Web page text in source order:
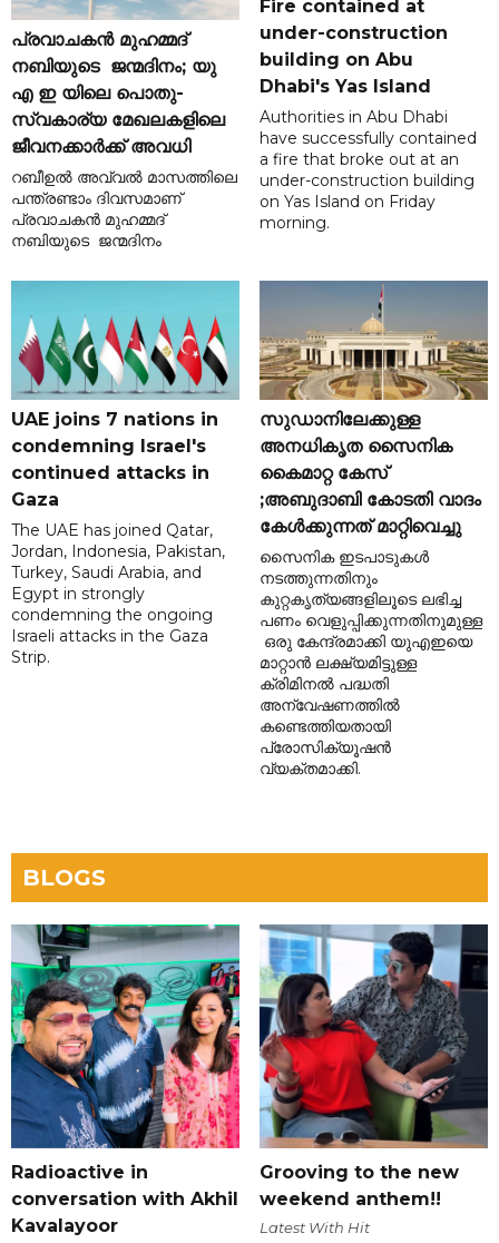
പ്രവാചകൻ മുഹമ്മദ്
നബിയുടെ ജന്മദിനം; യു
എ ഇ യിലെ പൊതു-
സ്വകാര്യ മേഖലകളിലെ
ജീവനക്കാർക്ക് അവധി
റബീഉൽ അവ്വൽ മാസത്തിലെ
പന്ത്രണ്ടാം ദിവസമാണ്
പ്രവാചകൻ മുഹമ്മദ്
നബിയുടെ ജന്മദിനം
Fire contained at
under-construction
building on Abu
Dhabi's Yas Island
Authorities in Abu Dhabi
have successfully contained
a fire that broke out at an
under-construction building
on Yas Island on Friday
morning.
UAE joins 7 nations in
condemning Israel's
continued attacks in
Gaza
The UAE has joined Qatar,
Jordan, Indonesia, Pakistan,
Turkey, Saudi Arabia, and
Egypt in strongly
condemning the ongoing
Israeli attacks in the Gaza
Strip.
സുഡാനിലേക്കുള്ള
അനധികൃത സൈനിക
കൈമാറ്റ കേസ്
;അബുദാബി കോടതി വാദം
കേൾക്കുന്നത് മാറ്റിവെച്ചു
സൈനിക ഇടപാടുകൾ
നടത്തുന്നതിനും
കുറ്റകൃത്യങ്ങളിലൂടെ ലഭിച്ച
പണം വെളുപ്പിക്കുന്നതിനുമുള്ള
ഒരു കേന്ദ്രമാക്കി യുഎഇയെ
മാറ്റാൻ ലക്ഷ്യമിട്ടുള്ള
ക്രിമിനൽ പദ്ധതി
അന്വേഷണത്തിൽ
കണ്ടെത്തിയതായി
പ്രോസിക്യൂഷൻ
വ്യക്തമാക്കി.
BLOGS
Radioactive in
conversation with Akhil
Kavalayoor
Grooving to the new
weekend anthem!!
Latest With Hit